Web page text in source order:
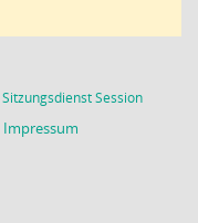
SitzungsdienstSession(Wird in
Impressum